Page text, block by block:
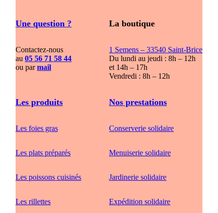
Une question ?
Contactez-nous
au 05 56 71 58 44
ou parmail
La boutique
1 Semens – 33540 Saint-Brice
Du lundi au jeudi : 8h – 12h
et 14h – 17h
Vendredi : 8h – 12h
Les produits
Les foies gras
Les plats préparés
Les poissons cuisinés
Les rillettes
Nos prestations
Conserverie solidaire
Menuiserie solidaire
Jardinerie solidaire
Expédition solidaire